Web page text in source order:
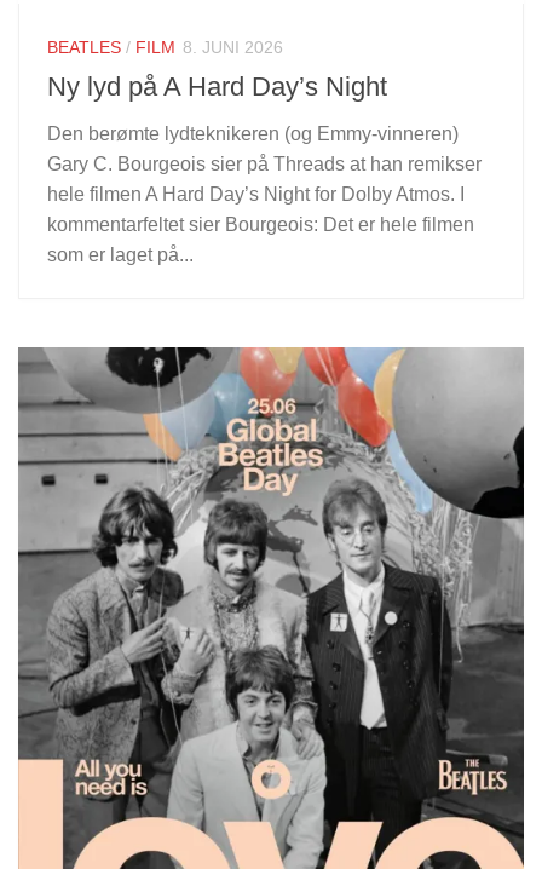
BEATLES / FILM 8. JUNI 2026
Ny lyd på A Hard Day’s Night
Den berømte lydteknikeren (og Emmy-vinneren)
Gary C. Bourgeois sier på Threads at han remikser
hele filmen A Hard Day’s Night for Dolby Atmos. I
kommentarfeltet sier Bourgeois: Det er hele filmen
som er laget på...